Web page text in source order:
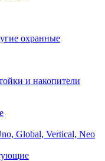
охранные
и накопители
Global, Vertical, Neo